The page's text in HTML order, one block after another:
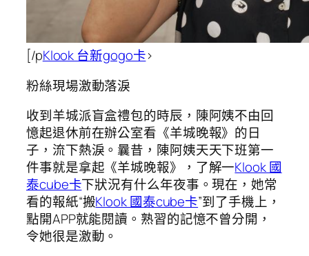
[/pKlook 台新gogo卡>
粉絲現場激動落淚
收到羊城派盲盒禮包的時辰，陳阿姨不由回
憶起退休前在辦公室看《羊城晚報》的日
子，流下熱淚。曩昔，陳阿姨天天下班第一
件事就是拿起《羊城晚報》，了解一Klook 國
泰cube卡下狀況有什么年夜事。現在，她常
看的報紙“搬Klook 國泰cube卡”到了手機上，
點開APP就能閱讀。熟習的記憶不曾分開，
令她很是激動。